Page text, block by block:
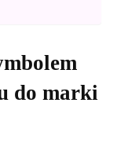
do marki